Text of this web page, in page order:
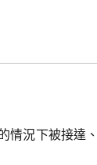
情況下被接達